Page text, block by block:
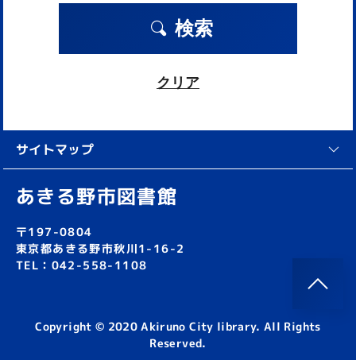
検索
クリア
サイトマップ
あきる野市図書館
〒197-0804
東京都あきる野市秋川1-16-2
TEL：042-558-1108
Copyright © 2020 Akiruno City library. All Rights
Reserved.